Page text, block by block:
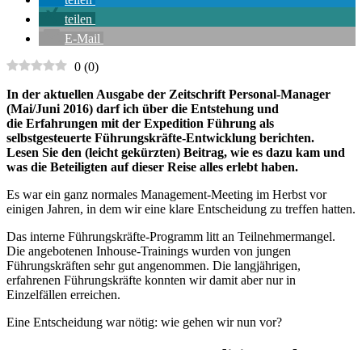
teilen
E-Mail
0 (0)
In der aktuellen Ausgabe der Zeitschrift Personal-Manager
(Mai/Juni 2016) darf ich über die Entstehung und
die Erfahrungen mit der Expedition Führung als
selbstgesteuerte Führungskräfte-Entwicklung berichten.
Lesen Sie den (leicht gekürzten) Beitrag, wie es dazu kam und
was die Beteiligten auf dieser Reise alles erlebt haben.
Es war ein ganz normales Management-Meeting im Herbst vor
einigen Jahren, in dem wir eine klare Entscheidung zu treffen hatten.
Das interne Führungskräfte-Programm litt an Teilnehmermangel.
Die angebotenen Inhouse-Trainings wurden von jungen
Führungskräften sehr gut angenommen. Die langjährigen,
erfahrenen Führungskräfte konnten wir damit aber nur in
Einzelfällen erreichen.
Eine Entscheidung war nötig: wie gehen wir nun vor?